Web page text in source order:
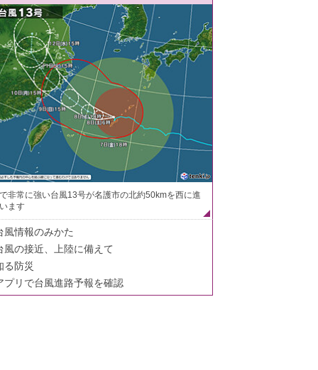
非常に強い台風13号が名護市の北約50kmを西に進
ます
風情報のみかた
風の接近、上陸に備えて
る防災
プリで台風進路予報を確認